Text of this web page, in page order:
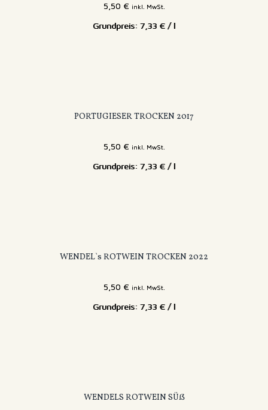
5,50 € inkl. MwSt.
7,33 € /l
PORTUGIESER TROCKEN 2017
5,50 € inkl. MwSt.
7,33 € /l
WENDEL`s ROTWEIN TROCKEN 2022
5,50 € inkl. MwSt.
7,33 € /l
WENDELS ROTWEIN SÜß